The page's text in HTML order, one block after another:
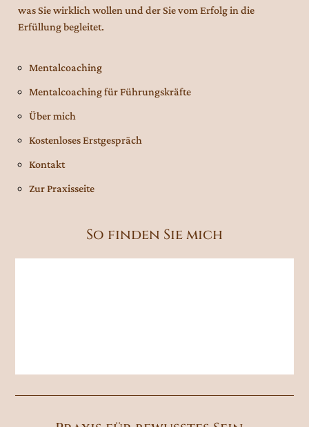
was Sie wirklich wollen und der Sie vom Erfolg in die
Erfüllung begleitet.
Mentalcoaching
Mentalcoaching für Führungskräfte
Über mich
Kostenloses Erstgespräch
Kontakt
Zur Praxisseite
So finden Sie mich